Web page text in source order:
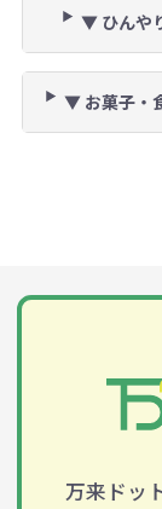
▼ ひんや
▼ お菓子・
万来ドッ